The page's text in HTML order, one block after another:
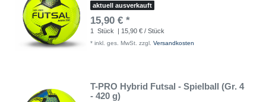
aktuell ausverkauft
15,90 € *
1 Stück | 15,90 € / Stück
* inkl. ges. MwSt. zzgl. Versandkosten
T-PRO Hybrid Futsal - Spielball (Gr. 4
- 420 g)